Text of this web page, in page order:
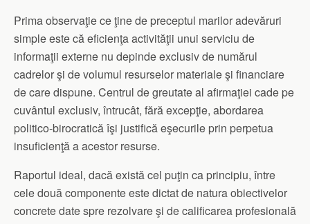
Prima observaţie ce ţine de preceptul marilor adevăruri
simple este că eficienţa activităţii unui serviciu de
informaţii externe nu depinde exclusiv de numărul
cadrelor şi de volumul resurselor materiale şi financiare
de care dispune. Centrul de greutate al afirmaţiei cade pe
cuvântul exclusiv, întrucât, fără excepţie, abordarea
politico-birocratică îşi justifică eşecurile prin perpetua
insuficienţă a acestor resurse.
Raportul ideal, dacă există cel puţin ca principiu, între
cele două componente este dictat de natura obiectivelor
concrete date spre rezolvare şi de calificarea profesională